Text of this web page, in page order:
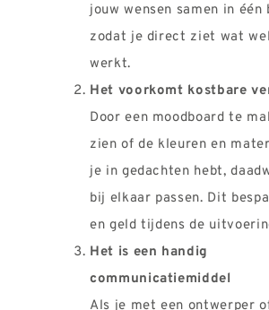
jouw wensen samen in één
zodat je direct ziet wat
werkt.
Het voorkomt kostbare
Door een moodboard te
zien of de kleuren en
je in gedachten hebt,
bij elkaar passen. Dit
en geld tijdens de
Het is een handig
communicatiemiddel
Als je met een ontwerper